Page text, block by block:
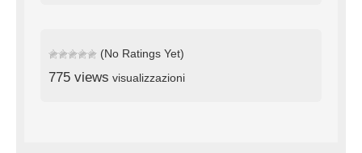
(No Ratings Yet)
775 views visualizzazioni